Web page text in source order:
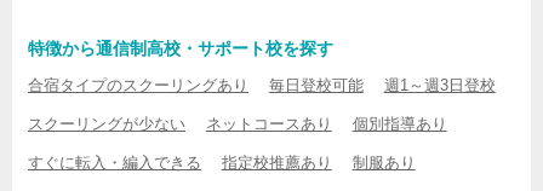
特徴から通信制高校・サポート校を探す
合宿タイプのスクーリングあり 毎日登校可能 週1～週3日登校
スクーリングが少ない ネットコースあり 個別指導あり
すぐに転入・編入できる 指定校推薦あり 制服あり